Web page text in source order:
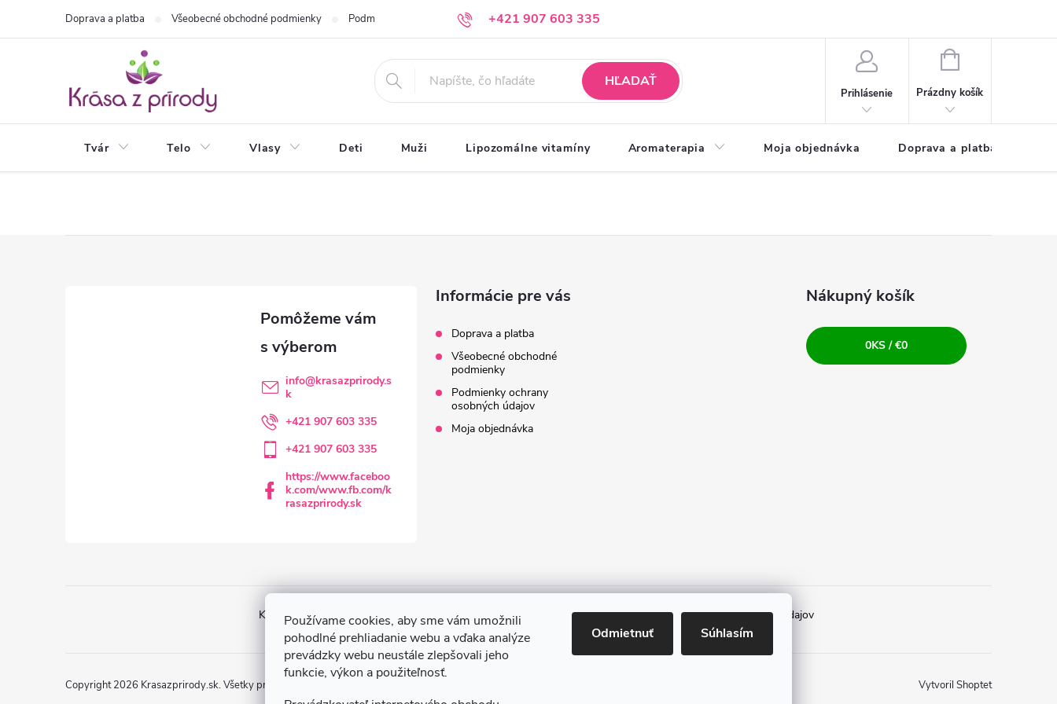
Používame cookies, aby sme vám umožnili
pohodlné prehliadanie webu a vďaka analýze
prevádzky webu neustále zlepšovali jeho
funkcie, výkon a použiteľnosť.
Odmietnuť Súhlasím
+421 907 603 335
info@krasazprirody.sk
Doprava a platba Všeobecné obchodné podmienky Podmienky ochrany osobných údajov Moja objednávka
HĽADAŤ
Prihlásenie
NÁKUPNÝ
Prázdny košík
Tvár Telo Vlasy Deti Muži Lipozomálne vitamíny Aromaterapia Moja objednávka Doprava a platba
info@krasazprirody.s
k
+421 907 603 335
+421 907 603 335
https://www.faceboo
k.com/www.fb.com/k
rasazprirody.sk
Informácie pre vás
Doprava a platba
Všeobecné obchodné
podmienky
Podmienky ochrany
osobných údajov
Moja objednávka
Nákupný košík
0KS /€0
Krasazprirody.sk Doprava a platba Všeobecné obchodné podmienky Podmienky ochrany osobných údajov
Vytvoril Shoptet
Copyright 2026 Krasazprirody.sk. Všetky práva vyhradené.